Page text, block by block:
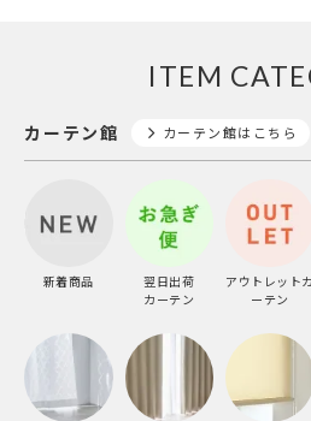
ITEM
カーテン館 カーテン館はこちら
新着商品
翌日出荷
カーテン
アウトレットカ
ーテン